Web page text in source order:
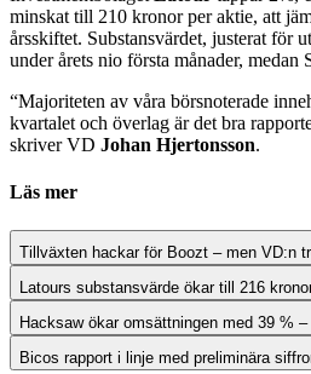
minskat till 210 kronor per aktie, att
årsskiftet. Substansvärdet, justerat för
under årets nio första månader,
“Majoriteten av våra börsnoterade
kvartalet och överlag är det bra
skriver VD Johan Hjertonsson.
Läs mer
Tillväxten hackar för Boozt – men VD:n
Latours substansvärde ökar till 216
Hacksaw ökar omsättningen med 39 %
Bicos rapport i linje med preliminära